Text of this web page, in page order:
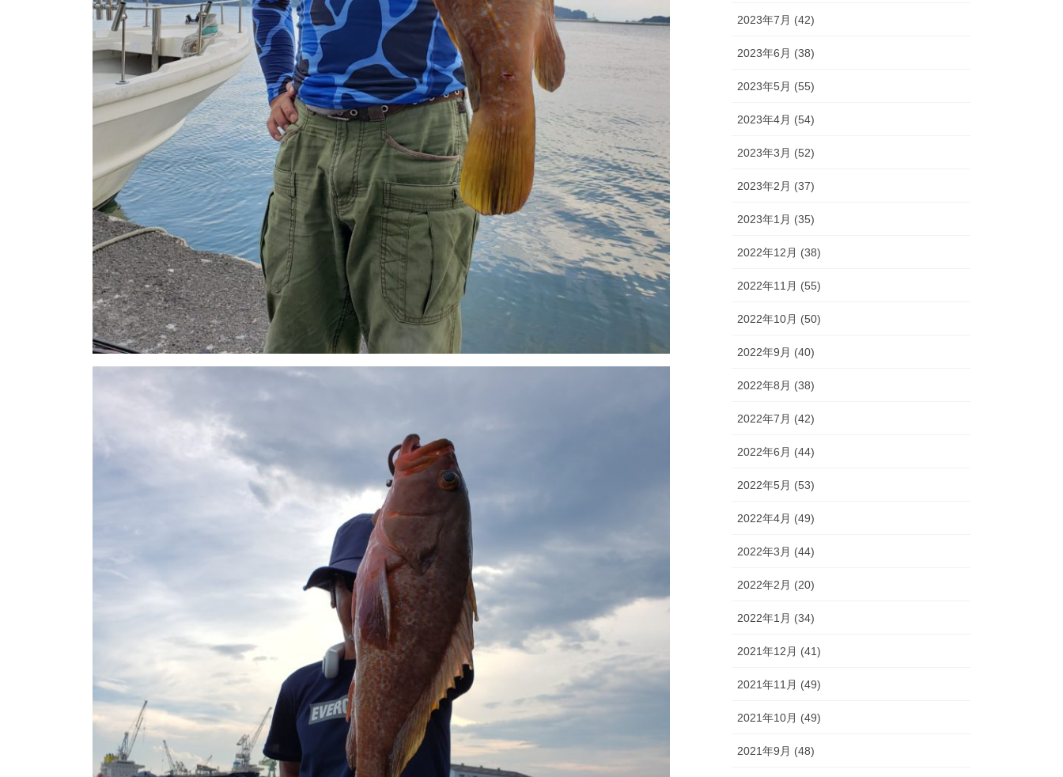
2023年7月 (42)
2023年6月 (38)
2023年5月 (55)
2023年4月 (54)
2023年3月 (52)
2023年2月 (37)
2023年1月 (35)
2022年12月 (38)
2022年11月 (55)
2022年10月 (50)
2022年9月 (40)
2022年8月 (38)
2022年7月 (42)
2022年6月 (44)
2022年5月 (53)
2022年4月 (49)
2022年3月 (44)
2022年2月 (20)
2022年1月 (34)
2021年12月 (41)
2021年11月 (49)
2021年10月 (49)
2021年9月 (48)